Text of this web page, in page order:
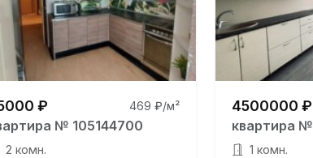
₽ 469 ₽/м²
№ 105144700
2 комн.
4500000 ₽
квартира
1 комн.